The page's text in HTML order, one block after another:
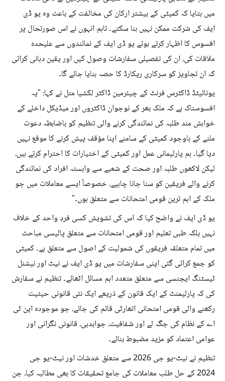
میں بتایا کہ کمیٹی کے بیشتر ارکان کی مخالفت کے باعث وہ یو ڈی
ایف کی شرکت ممکن نہیں بنا سکتے۔ تاہم انہوں نے اس صورتحال پر
افسوس کا اظہار کرتے ہوئے یو ڈی ایف کے نمائندوں سے علیحدہ
ملاقات کی، ان کی تفصیلی سفارشات وصول کیں اور یقین دہانی کرائی
کہ ان تجاویز کو سرکاری ریکارڈ کا حصہ بنایا جائے گا۔
یونائیٹڈ ڈاکٹرس فرنٹ کے چیئرمین ڈاکٹر لکشیا متل نے کہا: "یہ
افسوسناک ہے کہ ملک بھر کے نوجوان ڈاکٹروں اور میڈیکل داخلے کے
خواہش مند طلبہ کی نمائندگی کرنے والی تنظیم کو باضابطہ دعوت
ملنے کے باوجود کمیٹی کے سامنے اپنا مؤقف پیش کرنے کا موقع نہیں
دیا گیا۔ ہم پارلیمانی عمل اور کمیٹی کے اختیارات کا احترام کرتے ہیں،
لیکن لاکھوں طلبہ اور صحت کے شعبے سے وابستہ افراد کی نمائندگی
کرنے والے فریقین کو سنا جانا چاہیے، خصوصاً ایسے معاملات میں جو
ملک کے اہم ترین قومی امتحانات سے متعلق ہوں۔"
یو ڈی ایف نے واضح کیا کہ اس کی تشویش کسی فردِ واحد کے خلاف
نہیں بلکہ طبی تعلیم اور قومی امتحانات سے متعلق پالیسی مباحث
میں تمام متعلقہ فریقوں کی شمولیت کے اصول سے متعلق ہے۔ کمیٹی
کو جمع کرائی گئی اپنی سفارشات میں یو ڈی ایف نے نیٹ اور نیشنل
ٹیسٹنگ ایجنسی سے متعلق متعدد اہم مسائل اٹھائے۔ تنظیم نے سفارش
کی کہ پارلیمنٹ کے ایک قانون کے ذریعے ایک نئی قانونی حیثیت
رکھنے والی قومی امتحانی اتھارٹی قائم کی جائے، جو موجودہ این ٹی
اے کے نظام کی جگہ لے اور شفافیت، جوابدہی، قانونی نگرانی اور
عوامی اعتماد کو مزید مضبوط بنائے۔
تنظیم نے نیٹ-یو جی 2026 سے متعلق خدشات اور نیٹ-یو جی
2024 کے حل طلب معاملات کی جامع تحقیقات کا بھی مطالبہ کیا، جن